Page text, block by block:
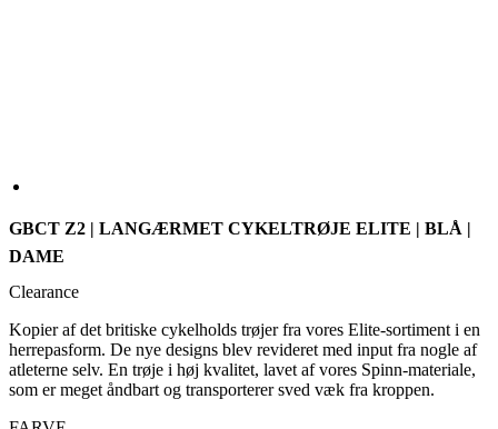
GBCT Z2 | LANGÆRMET CYKELTRØJE ELITE | BLÅ |
DAME
Clearance
Kopier af det britiske cykelholds trøjer fra vores Elite-sortiment i en
herrepasform. De nye designs blev revideret med input fra nogle af
atleterne selv. En trøje i høj kvalitet, lavet af vores Spinn-materiale,
som er meget åndbart og transporterer sved væk fra kroppen.